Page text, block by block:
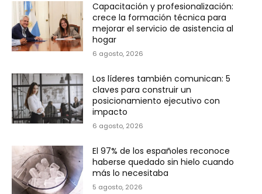
Capacitación y profesionalización:
crece la formación técnica para
mejorar el servicio de asistencia al
hogar
6 agosto, 2026
Los líderes también comunican: 5
claves para construir un
posicionamiento ejecutivo con
impacto
6 agosto, 2026
El 97% de los españoles reconoce
haberse quedado sin hielo cuando
más lo necesitaba
5 agosto, 2026